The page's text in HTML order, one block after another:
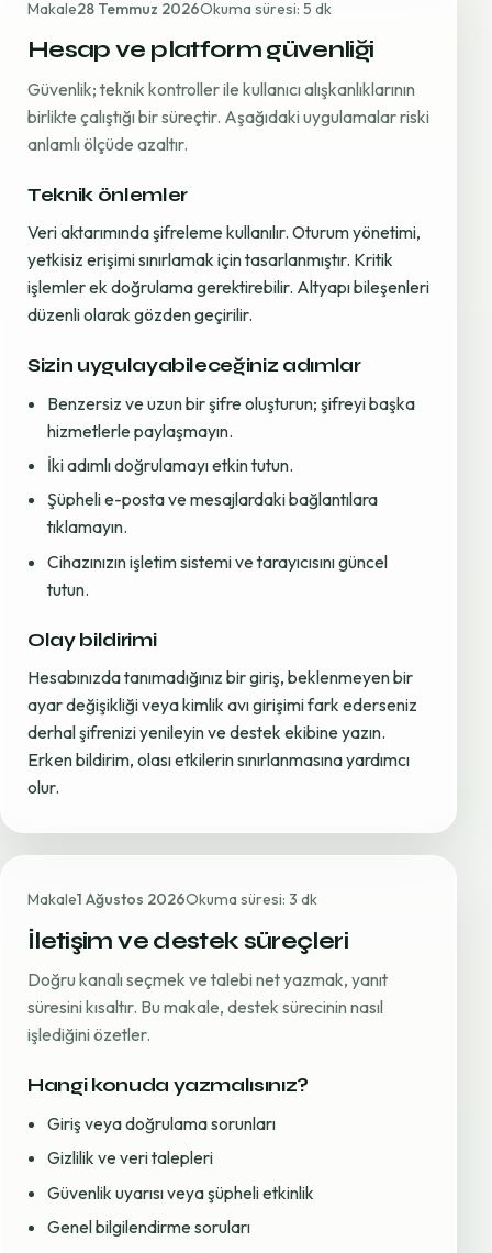
Makale28 Temmuz 2026Okuma süresi: 5 dk
Hesap ve platform güvenliği
Güvenlik; teknik kontroller ile kullanıcı alışkanlıklarının
birlikte çalıştığı bir süreçtir. Aşağıdaki uygulamalar riski
anlamlı ölçüde azaltır.
Teknik önlemler
Veri aktarımında şifreleme kullanılır. Oturum yönetimi,
yetkisiz erişimi sınırlamak için tasarlanmıştır. Kritik
işlemler ek doğrulama gerektirebilir. Altyapı bileşenleri
düzenli olarak gözden geçirilir.
Sizin uygulayabileceğiniz adımlar
Benzersiz ve uzun bir şifre oluşturun; şifreyi başka
hizmetlerle paylaşmayın.
İki adımlı doğrulamayı etkin tutun.
Şüpheli e-posta ve mesajlardaki bağlantılara
tıklamayın.
Cihazınızın işletim sistemi ve tarayıcısını güncel
tutun.
Olay bildirimi
Hesabınızda tanımadığınız bir giriş, beklenmeyen bir
ayar değişikliği veya kimlik avı girişimi fark ederseniz
derhal şifrenizi yenileyin ve destek ekibine yazın.
Erken bildirim, olası etkilerin sınırlanmasına yardımcı
olur.
Makale1 Ağustos 2026Okuma süresi: 3 dk
İletişim ve destek süreçleri
Doğru kanalı seçmek ve talebi net yazmak, yanıt
süresini kısaltır. Bu makale, destek sürecinin nasıl
işlediğini özetler.
Hangi konuda yazmalısınız?
Giriş veya doğrulama sorunları
Gizlilik ve veri talepleri
Güvenlik uyarısı veya şüpheli etkinlik
Genel bilgilendirme soruları